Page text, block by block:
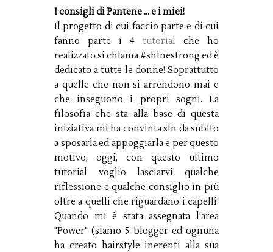
I consigli di Pantene ... e i miei!
Il progetto di cui faccio parte e di cui
fanno parte i 4 tutorial che ho
realizzato si chiama #shinestrong ed è
dedicato a tutte le donne! Soprattutto
a quelle che non si arrendono mai e
che inseguono i propri sogni. La
filosofia che sta alla base di questa
iniziativa mi ha convinta sin da subito
a sposarla ed appoggiarla e per questo
motivo, oggi, con questo ultimo
tutorial voglio lasciarvi qualche
riflessione e qualche consiglio in più
oltre a quelli che riguardano i capelli!
Quando mi è stata assegnata l'area
"Power" (siamo 5 blogger ed ognuna
ha creato hairstyle inerenti alla sua